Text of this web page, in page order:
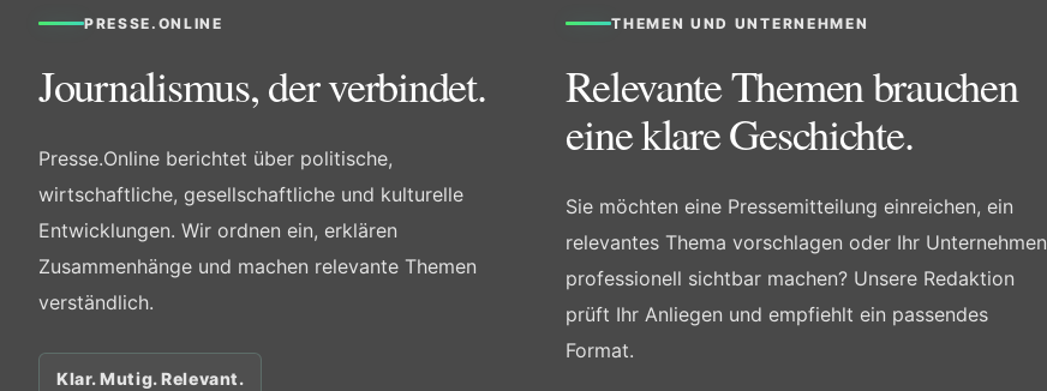
PRESSE.ONLINE
Journalismus, der verbindet.
Presse.Online berichtet über politische,
wirtschaftliche, gesellschaftliche und kulturelle
Entwicklungen. Wir ordnen ein, erklären
Zusammenhänge und machen relevante Themen
verständlich.
Klar. Mutig. Relevant.
THEMEN UND UNTERNEHMEN
Relevante Themen brauchen
eine klare Geschichte.
Sie möchten eine Pressemitteilung einreichen, ein
relevantes Thema vorschlagen oder Ihr Unternehmen
professionell sichtbar machen? Unsere Redaktion
prüft Ihr Anliegen und empfiehlt ein passendes
Format.